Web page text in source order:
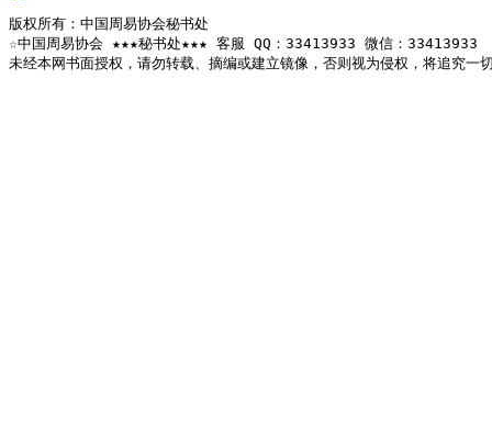
版权所有：中国周易协会秘书处
☆中国周易协会 ★★★秘书处★★★ 客服 QQ：33413933 微信：33413933
未经本网书面授权，请勿转载、摘编或建立镜像，否则视为侵权，将追究一